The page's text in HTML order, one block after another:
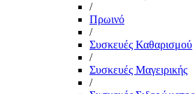
/
Πρωινό
/
Συσκευές Καθαρισμού
/
Συσκευές Μαγειρικής
/